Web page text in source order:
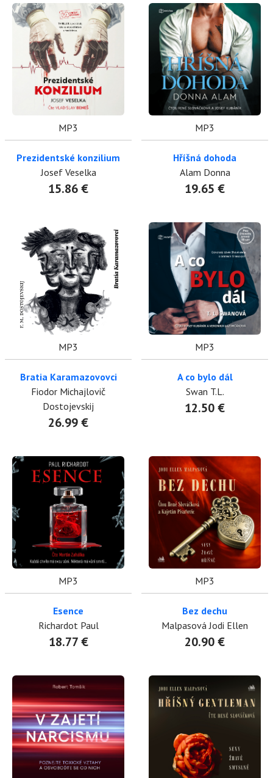
MP3
Prezidentské konzilium
Josef Veselka
15.86 €
MP3
Hříšná dohoda
Alam Donna
19.65 €
MP3
Bratia Karamazovovci
Fiodor Michajlovič
Dostojevskij
26.99 €
MP3
A co bylo dál
Swan T.L.
12.50 €
MP3
Esence
Richardot Paul
18.77 €
MP3
Bez dechu
Malpasová Jodi Ellen
20.90 €